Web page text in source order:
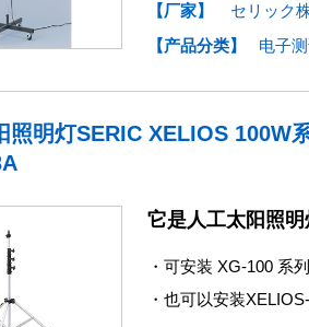
【厂家】
セリック
【产品分类】
电子
照明灯SERIC XELIOS 100W
它是人工太阳照
・可安装 XG-100 系
・也可以安装